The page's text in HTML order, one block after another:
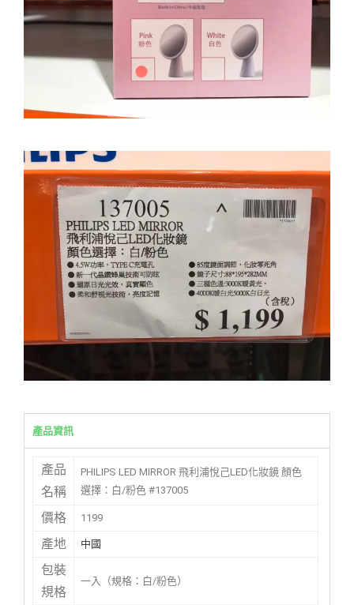
產品資訊
產品
名稱
PHILIPS LED MIRROR 飛利浦悅己LED化妝鏡 顏色
選擇：白/粉色 #137005
價格 1199
產地 中國
包裝
規格
一入（規格：白/粉色）